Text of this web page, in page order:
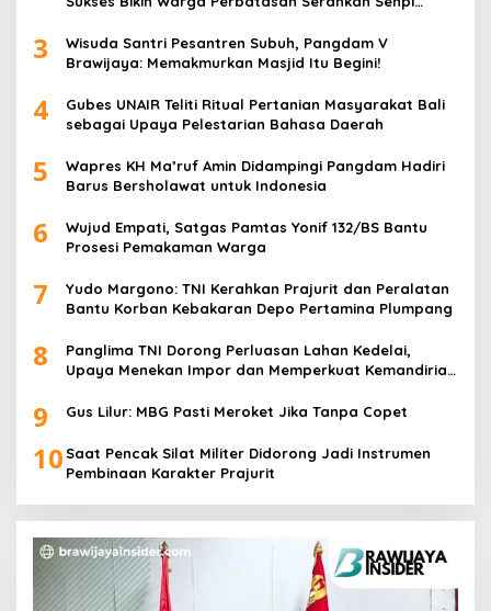
3
Wisuda Santri Pesantren Subuh, Pangdam V
Brawijaya: Memakmurkan Masjid Itu Begini!
4
Gubes UNAIR Teliti Ritual Pertanian Masyarakat Bali
sebagai Upaya Pelestarian Bahasa Daerah
5
Wapres KH Ma’ruf Amin Didampingi Pangdam Hadiri
Barus Bersholawat untuk Indonesia
6
Wujud Empati, Satgas Pamtas Yonif 132/BS Bantu
Prosesi Pemakaman Warga
7
Yudo Margono: TNI Kerahkan Prajurit dan Peralatan
Bantu Korban Kebakaran Depo Pertamina Plumpang
8
Panglima TNI Dorong Perluasan Lahan Kedelai,
Upaya Menekan Impor dan Memperkuat Kemandirian
9 Gus Lilur: MBG Pasti Meroket Jika Tanpa Copet
10 Saat Pencak Silat Militer Didorong Jadi Instrumen
Pembinaan Karakter Prajurit